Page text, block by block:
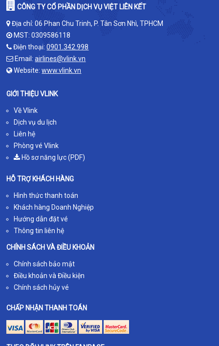
CÔNG TY CỔ PHẦN DỊCH VỤ VIỆT LIÊN KẾT
Địa chỉ: 06 Phan Chu Trinh, P. Tân Sơn Nhì, TPHCM
MST: 0309586118
Điện thoại:0901.342.998
Email:airlines@vlink.vn
Website:www.vlink.vn
GIỚI THIỆU VLINK
Về Vlink
Dịch vụ du lịch
Liên hệ
Phòng vé Vlink
Hồ sơ năng lực (PDF)
HỖ TRỢ KHÁCH HÀNG
Hình thức thanh toán
Khách hàng Doanh Nghiệp
Hướng dẫn đặt vé
Thông tin liên hệ
CHÍNH SÁCH VÀ ĐIỀU KHOẢN
Chính sách bảo mật
Điều khoản và Điều kiện
Chính sách hủy vé
CHẤP NHẬN THANH TOÁN